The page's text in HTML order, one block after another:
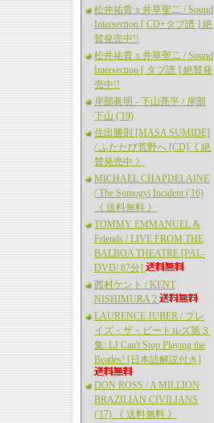
松井祐貴 x 井草聖二 / Sound
Intersection [ CD+タブ譜 ] 絶
賛発売中!!
松井祐貴 x 井草聖二 / Sound
Intersection [ タブ譜 ] 絶賛発
売中!!
岸部眞明 - 下山亮平 / 岸部
下山 ('19)
住出勝則 [MASA SUMIDE]
/ ふたたび荒野へ [CD]《 絶
賛発売中 》
MICHAEL CHAPDELAINE
/ The Somogyi Incident ('16)
《 送料無料 》
TOMMY EMMANUEL &
Friends / LIVE FROM THE
BALBOA THEATRE [PAL-
DVD/ 87分]
西村ケント / KENT
NISHIMURA 2
LAURENCE JUBER / プレ
イズ・ザ・ビートルズ第３
集: LJ Can't Stop Playing the
Beatles! [日本語解説付き]
DON ROSS / A MILLION
BRAZILIAN CIVILIANS
('17) 《 送料無料 》